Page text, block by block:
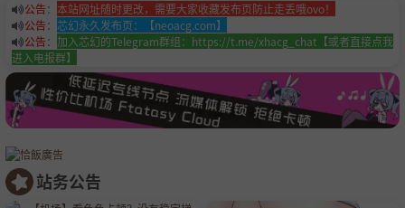
公告： 本站网址随时更改，需要大家收藏发布页防止走丢哦ovo！
公告： 芯幻永久发布页：【neoacg.com】
公告： 加入芯幻的Telegram群组：https://t.me/xhacg_chat【或者直接点我
进入电报群】
站务公告